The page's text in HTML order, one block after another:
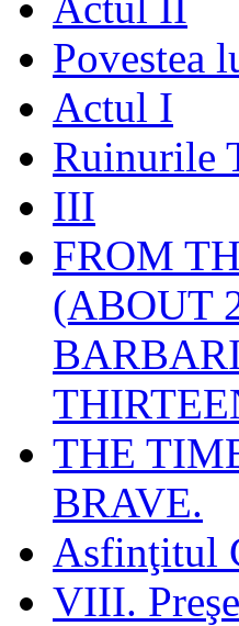
Povestea
Actul I
Ruinurile
III
FROM
(ABOUT
THE
BRAVE.
Asfinţitul
VIII.